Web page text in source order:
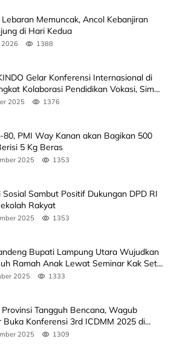
Memuncak, Ancol Kebanjiran
di Hari Kedua
1388
Gelar Konferensi Internasional di
Kolaborasi Pendidikan Vokasi, Simak
2025 1376
80, PMI Way Kanan akan Bagikan 500
5 Kg Beras
2025 1353
Sosial Sambut Positif Dukungan DPD RI
Rakyat
2025 1353
Bupati Lampung Utara Wujudkan
Ramah Anak Lewat Seminar Kak Seto,
2025 1333
Tangguh Bencana, Wagub
Buka Konferensi 3rd ICDMM 2025 di
2025 1309